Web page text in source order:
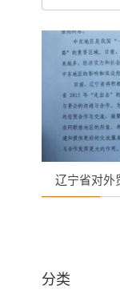
辽宁省对外
分类